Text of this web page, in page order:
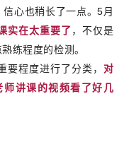
心也稍长了一点。5月
实在太重要了 ，不仅是
练程度的检测。
要程度进行了分类， 对
讲课的视频看了好几